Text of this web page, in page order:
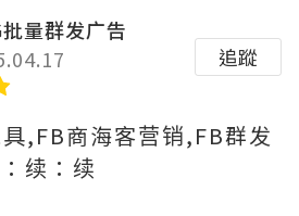
量群发广告
追蹤
,FB商海客营销,FB群发
续：续